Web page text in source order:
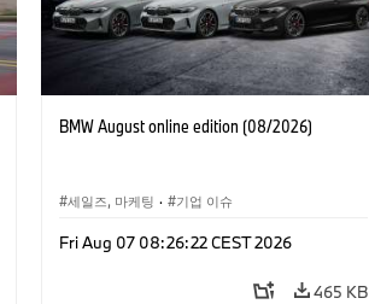
BMW August online edition (08/2026)
세일즈, 마케팅 · 기업 이슈
Fri Aug 07 08:26:22 CEST 2026
465 KB